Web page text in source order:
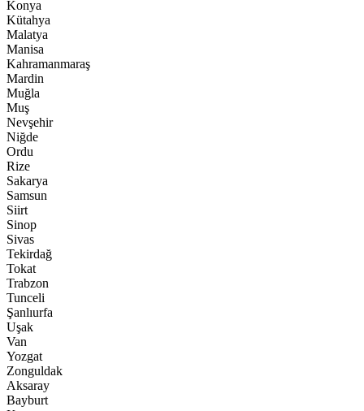
Konya
Kütahya
Malatya
Manisa
Kahramanmaraş
Mardin
Muğla
Muş
Nevşehir
Niğde
Ordu
Rize
Sakarya
Samsun
Siirt
Sinop
Sivas
Tekirdağ
Tokat
Trabzon
Tunceli
Şanlıurfa
Uşak
Van
Yozgat
Zonguldak
Aksaray
Bayburt